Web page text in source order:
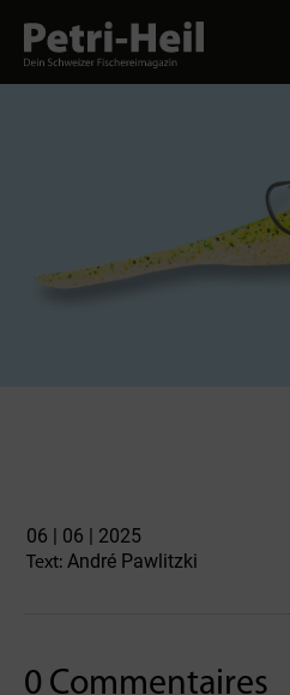
06 | 06 | 2025
Text: André Pawlitzki
0 Commentaires